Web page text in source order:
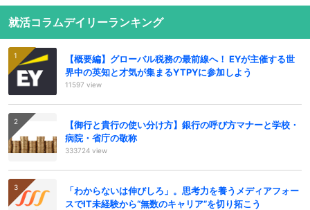
就活コラムデイリーランキング
【概要編】グローバル税務の最前線へ！ EYが主催する世
界中の英知と才気が集まるYTPYに参加しよう
11597 view
【御行と貴行の使い分け方】銀行の呼び方マナーと学校・
病院・省庁の敬称
333724 view
「わからないは伸びしろ」。思考力を養うメディアフォー
スでIT未経験から“無数のキャリア”を切り拓こう